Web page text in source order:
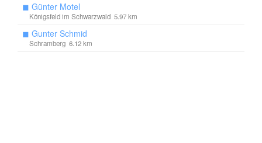
◼ Günter Motel
Königsfeld im Schwarzwald 5.97 km
◼ Gunter Schmid
Schramberg 6.12 km